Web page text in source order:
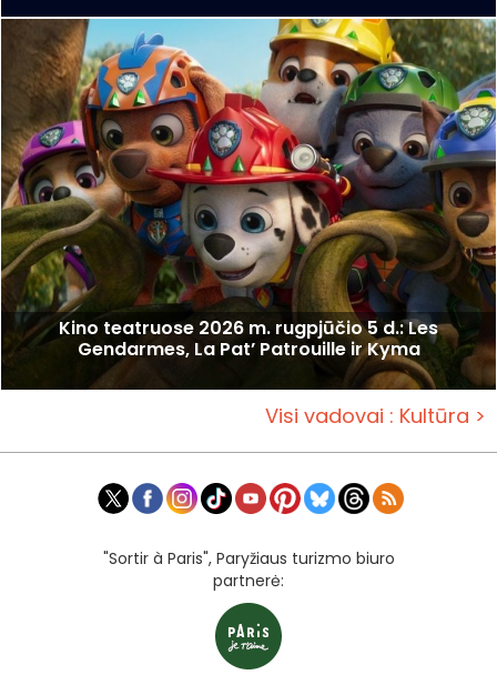
Kino teatruose 2026 m. rugpjūčio 5 d.: Les
Gendarmes, La Pat’ Patrouille ir Kyma
Visi vadovai : Kultūra >
"Sortir à Paris", Paryžiaus turizmo biuro
partnerė: